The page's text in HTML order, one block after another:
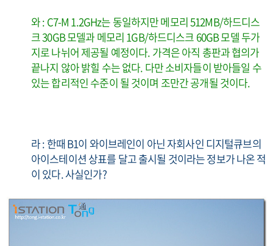
와 : C7-M 1.2GHz는 동일하지만 메모리 512MB/하드디스
크 30GB 모델과 메모리 1GB/하드디스크 60GB 모델 두가
지로 나뉘어 제공될 예정이다. 가격은 아직 총판과 협의가
끝나지 않아 밝힐 수는 없다. 다만 소비자들이 받아들일 수
있는 합리적인 수준이 될 것이며 조만간 공개될 것이다.
라 : 한때 B1이 와이브레인이 아닌 자회사인 디지털큐브의
아이스테이션 상표를 달고 출시될 것이라는 정보가 나온 적
이 있다. 사실인가?